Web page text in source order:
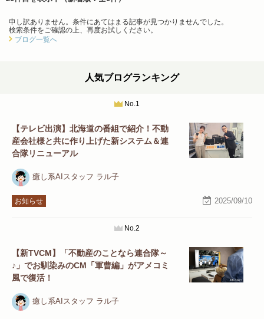
申し訳ありません。条件にあてはまる記事が見つかりませんでした。
検索条件をご確認の上、再度お試しください。
ブログ一覧へ
人気ブログランキング
No.1
【テレビ出演】北海道の番組で紹介！不動
産会社様と共に作り上げた新システム＆連
合隊リニューアル
癒し系AIスタッフ ラル子
お知らせ 2025/09/10
No.2
【新TVCM】「不動産のことなら連合隊～
♪」でお馴染みのCM「軍曹編」がアメコミ
風で復活！
癒し系AIスタッフ ラル子